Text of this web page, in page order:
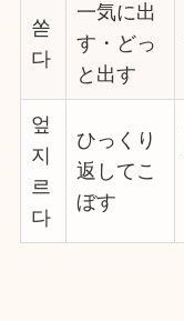
쏟
다
一気に出
す・どっ
と出す
엎
지
르
다
ひっくり
返してこ
ぼす